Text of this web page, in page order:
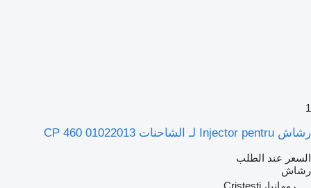
1
رشاش Injector pentru لـ الشاحنات 01022013 460 CP
السعر عند الطلب
رشاش
رومانيا، Cristesti